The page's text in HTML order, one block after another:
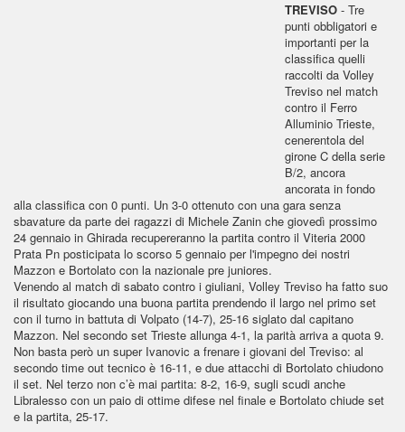
TREVISO - Tre
punti obbligatori e
importanti per la
classifica quelli
raccolti da Volley
Treviso nel match
contro il Ferro
Alluminio Trieste,
cenerentola del
girone C della serie
B/2, ancora
ancorata in fondo
alla classifica con 0 punti. Un 3-0 ottenuto con una gara senza
sbavature da parte dei ragazzi di Michele Zanin che giovedì prossimo
24 gennaio in Ghirada recupereranno la partita contro il Viteria 2000
Prata Pn posticipata lo scorso 5 gennaio per l'impegno dei nostri
Mazzon e Bortolato con la nazionale pre juniores.
Venendo al match di sabato contro i giuliani, Volley Treviso ha fatto suo
il risultato giocando una buona partita prendendo il largo nel primo set
con il turno in battuta di Volpato (14-7), 25-16 siglato dal capitano
Mazzon. Nel secondo set Trieste allunga 4-1, la parità arriva a quota 9.
Non basta però un super Ivanovic a frenare i giovani del Treviso: al
secondo time out tecnico è 16-11, e due attacchi di Bortolato chiudono
il set. Nel terzo non c’è mai partita: 8-2, 16-9, sugli scudi anche
Libralesso con un paio di ottime difese nel finale e Bortolato chiude set
e la partita, 25-17.